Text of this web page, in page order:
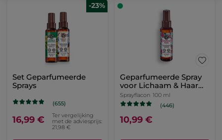
-23%
Set Geparfumeerde
Sprays
(655)
16,99 €
Ter vergelijking
met de adviesprijs:
21,98 €
Geparfumeerde Spray
voor Lichaam & Haar
Framboos &
Pepermunt
Sprayflacon 100 ml
(446)
10,99 €